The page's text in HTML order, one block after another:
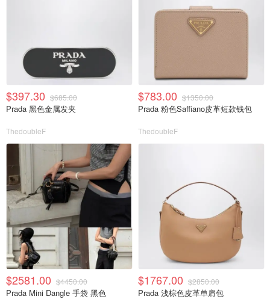
$397.30 $685.00
Prada 黑色金属发夹
ThedoubleF
$783.00 $1350.00
Prada 粉色Saffiano皮革短款钱包
ThedoubleF
$2581.00 $4450.00
Prada Mini Dangle 手袋 黑色
$1767.00 $2850.00
Prada 浅棕色皮革单肩包